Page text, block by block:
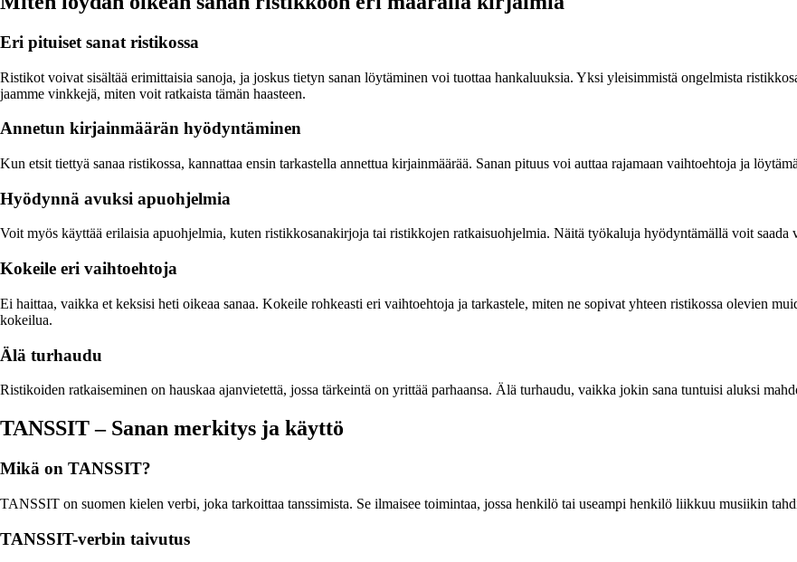
Eri pituiset sanat ristikossa
Ristikot voivat sisältää erimittaisia sanoja, ja joskus tietyn sanan löytäminen voi tuottaa hankaluuksia. Yksi yleisimmistä ongelmista
jaamme vinkkejä, miten voit ratkaista tämän haasteen.
Annetun kirjainmäärän hyödyntäminen
Kun etsit tiettyä sanaa ristikossa, kannattaa ensin tarkastella annettua kirjainmäärää. Sanan pituus voi auttaa rajamaan vaihtoehtoja ja
Hyödynnä avuksi apuohjelmia
Voit myös käyttää erilaisia apuohjelmia, kuten ristikkosanakirjoja tai ristikkojen ratkaisuohjelmia. Näitä työkaluja hyödyntämällä voit saada
Kokeile eri vaihtoehtoja
Ei haittaa, vaikka et keksisi heti oikeaa sanaa. Kokeile rohkeasti eri vaihtoehtoja ja tarkastele, miten ne sopivat yhteen ristikossa olevien
kokeilua.
Älä turhaudu
Ristikoiden ratkaiseminen on hauskaa ajanvietettä, jossa tärkeintä on yrittää parhaansa. Älä turhaudu, vaikka jokin sana tuntuisi aluksi
TANSSIT – Sanan merkitys ja käyttö
Mikä on TANSSIT?
TANSSIT on suomen kielen verbi, joka tarkoittaa tanssimista. Se ilmaisee toimintaa, jossa henkilö tai useampi henkilö liikkuu musiikin
TANSSIT-verbin taivutus